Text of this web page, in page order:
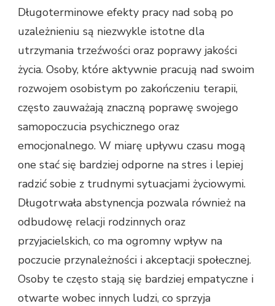
Długoterminowe efekty pracy nad sobą po
uzależnieniu są niezwykle istotne dla
utrzymania trzeźwości oraz poprawy jakości
życia. Osoby, które aktywnie pracują nad swoim
rozwojem osobistym po zakończeniu terapii,
często zauważają znaczną poprawę swojego
samopoczucia psychicznego oraz
emocjonalnego. W miarę upływu czasu mogą
one stać się bardziej odporne na stres i lepiej
radzić sobie z trudnymi sytuacjami życiowymi.
Długotrwała abstynencja pozwala również na
odbudowę relacji rodzinnych oraz
przyjacielskich, co ma ogromny wpływ na
poczucie przynależności i akceptacji społecznej.
Osoby te często stają się bardziej empatyczne i
otwarte wobec innych ludzi, co sprzyja